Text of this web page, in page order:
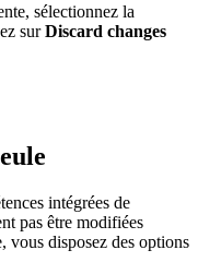
sélectionnez la
surDiscard changes
intégrées de
pas être modifiées
vous disposez des options